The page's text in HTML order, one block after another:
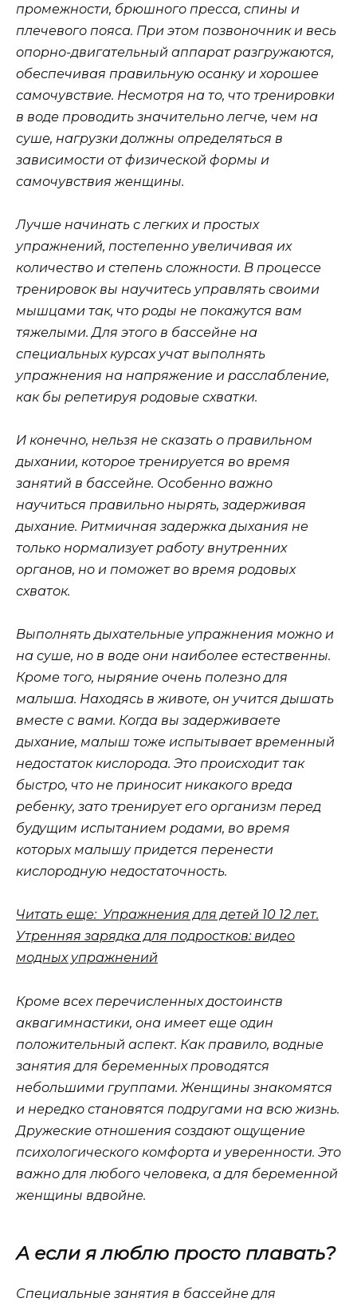
промежности, брюшного пресса, спины и
плечевого пояса. При этом позвоночник и весь
опорно-двигательный аппарат разгружаются,
обеспечивая правильную осанку и хорошее
самочувствие. Несмотря на то, что тренировки
в воде проводить значительно легче, чем на
суше, нагрузки должны определяться в
зависимости от физической формы и
самочувствия женщины.
Лучше начинать с легких и простых
упражнений, постепенно увеличивая их
количество и степень сложности. В процессе
тренировок вы научитесь управлять своими
мышцами так, что роды не покажутся вам
тяжелыми. Для этого в бассейне на
специальных курсах учат выполнять
упражнения на напряжение и расслабление,
как бы репетируя родовые схватки.
И конечно, нельзя не сказать о правильном
дыхании, которое тренируется во время
занятий в бассейне. Особенно важно
научиться правильно нырять, задерживая
дыхание. Ритмичная задержка дыхания не
только нормализует работу внутренних
органов, но и поможет во время родовых
схваток.
Выполнять дыхательные упражнения можно и
на суше, но в воде они наиболее естественны.
Кроме того, ныряние очень полезно для
малыша. Находясь в животе, он учится дышать
вместе с вами. Когда вы задерживаете
дыхание, малыш тоже испытывает временный
недостаток кислорода. Это происходит так
быстро, что не приносит никакого вреда
ребенку, зато тренирует его организм перед
будущим испытанием родами, во время
которых малышу придется перенести
кислородную недостаточность.
Читать еще: Упражнения для детей 10 12 лет.
Утренняя зарядка для подростков: видео
модных упражнений
Кроме всех перечисленных достоинств
аквагимнастики, она имеет еще один
положительный аспект. Как правило, водные
занятия для беременных проводятся
небольшими группами. Женщины знакомятся
и нередко становятся подругами на всю жизнь.
Дружеские отношения создают ощущение
психологического комфорта и уверенности. Это
важно для любого человека, а для беременной
женщины вдвойне.
А если я люблю просто плавать?
Специальные занятия в бассейне для